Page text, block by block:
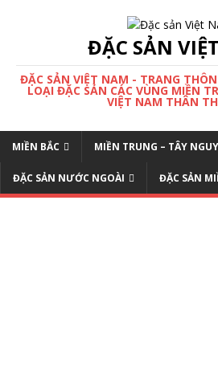
ĐẶC SẢN
ĐẶC SẢN VIỆT NAM - TRANG
LOẠI ĐẶC SẢN CÁC VÙNG MIỀN
VIỆT NAM THÂN
MIỀN BẮC MIỀN TRUNG – TÂY
ĐẶC SẢN NƯỚC NGOÀI ĐẶC SẢN